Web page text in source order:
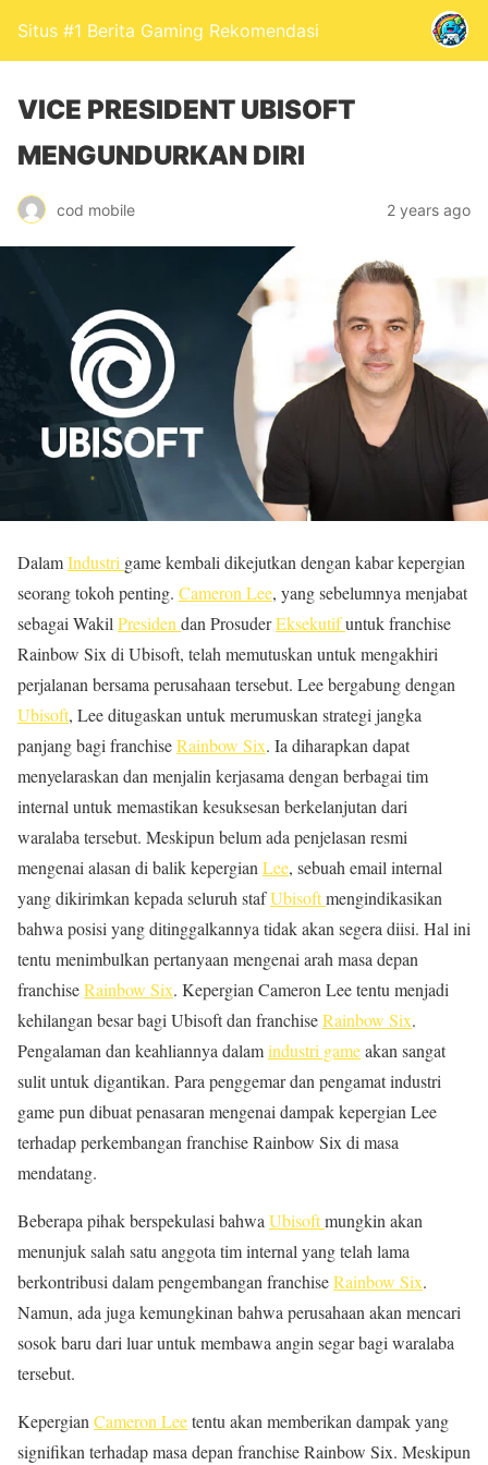
Situs #1 Berita Gaming Rekomendasi
VICE PRESIDENT UBISOFT
MENGUNDURKAN DIRI
cod mobile 2 years ago
DalamIndustri game kembali dikejutkan dengan kabar kepergian
seorang tokoh penting. Cameron Lee, yang sebelumnya menjabat
sebagai Wakil Presiden dan ProsuderEksekutifuntuk franchise
Rainbow Six di Ubisoft, telah memutuskan untuk mengakhiri
perjalanan bersama perusahaan tersebut. Lee bergabung dengan
Ubisoft, Lee ditugaskan untuk merumuskan strategi jangka
panjang bagi franchiseRainbow Six. Ia diharapkan dapat
menyelaraskan dan menjalin kerjasama dengan berbagai tim
internal untuk memastikan kesuksesan berkelanjutan dari
waralaba tersebut. Meskipun belum ada penjelasan resmi
mengenai alasan di balik kepergian Lee, sebuah email internal
yang dikirimkan kepada seluruh stafUbisoftmengindikasikan
bahwa posisi yang ditinggalkannya tidak akan segera diisi. Hal ini
tentu menimbulkan pertanyaan mengenai arah masa depan
franchiseRainbow Six. Kepergian Cameron Lee tentu menjadi
kehilangan besar bagi Ubisoft dan franchiseRainbow Six.
Pengalaman dan keahliannya dalamindustri gameakan sangat
sulit untuk digantikan. Para penggemar dan pengamat industri
game pun dibuat penasaran mengenai dampak kepergian Lee
terhadap perkembangan franchise Rainbow Six di masa
mendatang.
Beberapa pihak berspekulasi bahwa Ubisoftmungkin akan
menunjuk salah satu anggota tim internal yang telah lama
berkontribusi dalam pengembangan franchiseRainbow Six.
Namun, ada juga kemungkinan bahwa perusahaan akan mencari
sosok baru dari luar untuk membawa angin segar bagi waralaba
tersebut.
Kepergian Cameron Leetentu akan memberikan dampak yang
signifikan terhadap masa depan franchise Rainbow Six. Meskipun